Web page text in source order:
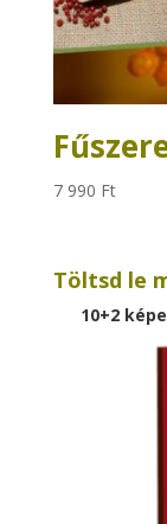
7 990 Ft
Töltsd le
10+2